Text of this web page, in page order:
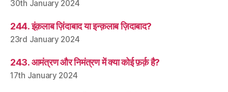
30th January 2024
244. इंक़लाब ज़िंदाबाद या इन्क़लाब ज़िदाबाद?
23rd January 2024
243. आमंत्रण और निमंत्रण में क्या कोई फ़र्क़ है?
17th January 2024